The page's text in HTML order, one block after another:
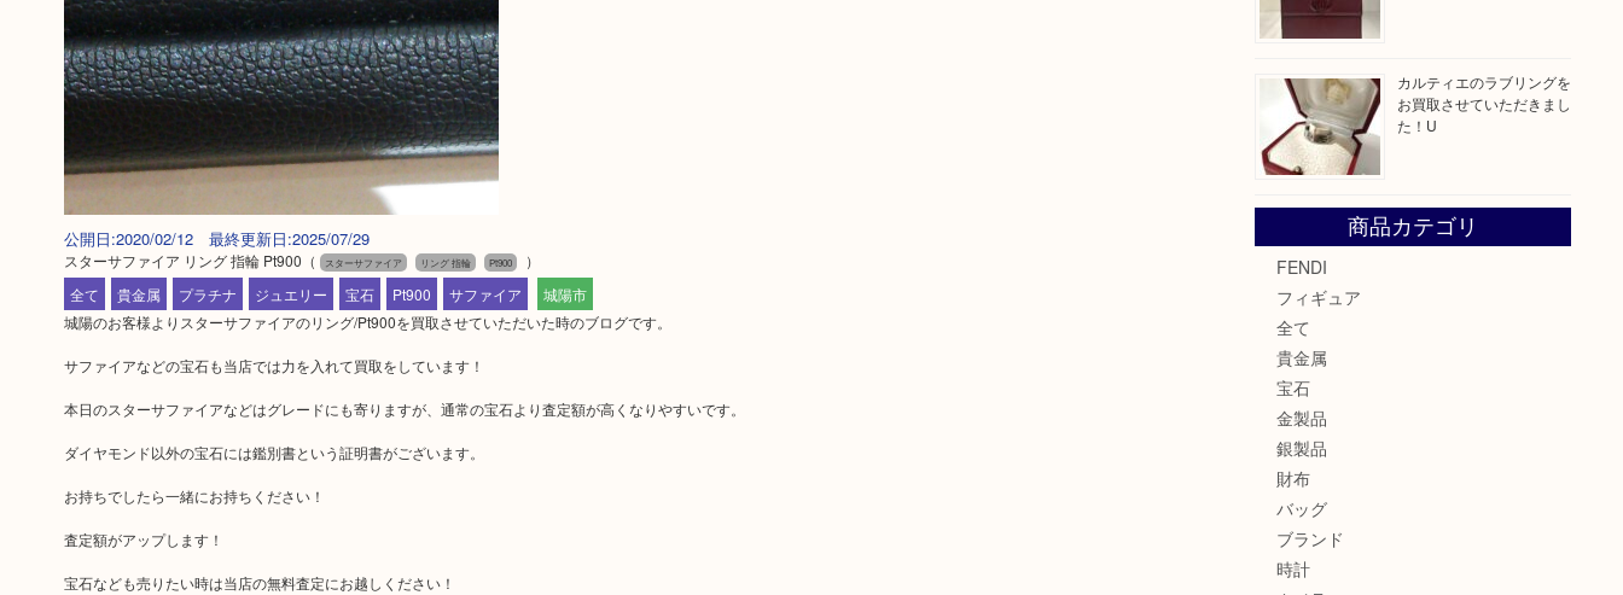
公開日:2020/02/12 最終更新日:2025/07/29
スターサファイア リング 指輪 Pt900 （ スターサファイア リング 指輪 Pt900
）
全て
貴金属 プラチナ ジュエリー 宝石 Pt900 サファイア
城陽市
城陽のお客様よりスターサファイアのリング/Pt900を買取させていただいた時のブログです。
サファイアなどの宝石も当店では力を入れて買取をしています！
本日のスターサファイアなどはグレードにも寄りますが、通常の宝石より査定額が高くなりやすいです。
ダイヤモンド以外の宝石には鑑別書という証明書がございます。
お持ちでしたら一緒にお持ちください！
査定額がアップします！
宝石なども売りたい時は当店の無料査定にお越しください！
カルティエのラブリングを
お買取させていただきまし
た！U
商品カテゴリ
FENDI
フィギュア
全て
貴金属
宝石
金製品
銀製品
財布
バッグ
ブランド
時計